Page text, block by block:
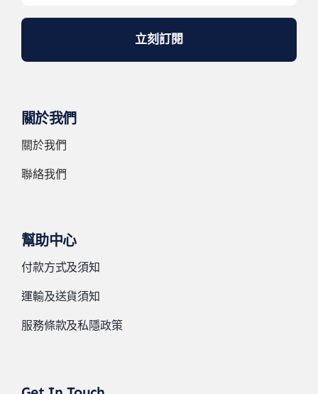
立刻訂閱
關於我們
關於我們
聯絡我們
幫助中心
付款方式及須知
運輸及送貨須知
服務條款及私隱政策